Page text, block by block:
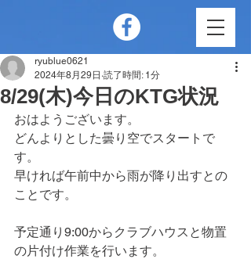
8/29(木)今日のKTG状況
ryublue0621
2024年8月29日 読了時間: 1分
おはようございます。
どんよりとした曇り空でスタートで
す。
早ければ午前中から雨が降り出すとの
ことです。
予定通り9:00からクラブハウスと物置
の片付け作業を行います。